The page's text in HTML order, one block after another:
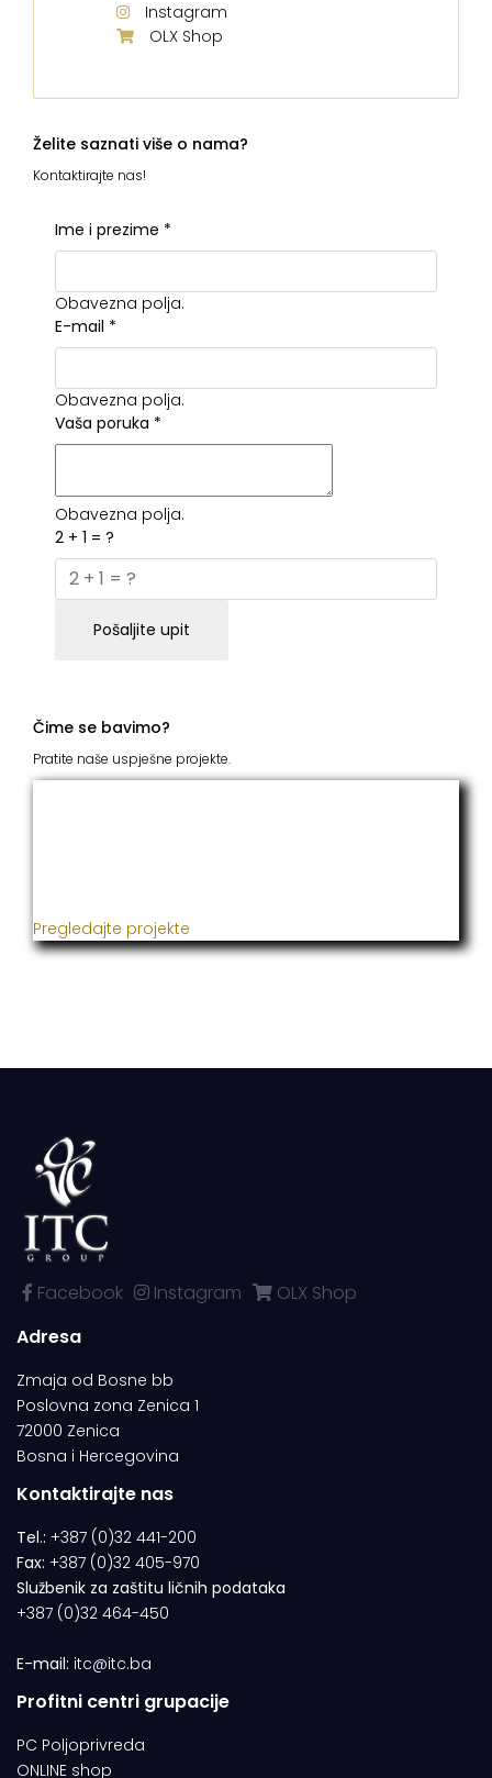
Instagram
OLX Shop
Želite saznati više o nama?
Kontaktirajte nas!
Ime i prezime *
Obavezna polja.
E-mail *
Obavezna polja.
Vaša poruka *
Obavezna polja.
2 + 1 = ?
Pošaljite upit
Čime se bavimo?
Pratite naše uspješne projekte.
Pregledajte projekte
Facebook Instagram
OLX Shop
Adresa
Zmaja od Bosne bb
Poslovna zona Zenica 1
72000 Zenica
Bosna i Hercegovina
Kontaktirajte nas
Tel.: +387 (0)32 441-200
Fax: +387 (0)32 405-970
Službenik za zaštitu ličnih podataka
+387 (0)32 464-450
E-mail: itc@itc.ba
Profitni centri grupacije
PC Poljoprivreda
ONLINE shop